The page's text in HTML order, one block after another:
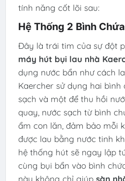
tính năng cốt lõi sau:
Hệ Thống 2 Bình
Đây là trái tim của sự đột
máy hút bụi lau nhà
dụng nước bẩn như cách
Kaercher sử dụng hai bình
sạch và một để thu hồi
quay, nước sạch từ bình
ẩm con lăn, đảm bảo mỗi
được lau bằng nước tinh
hệ thống hút sẽ ngay lập
cùng bụi bẩn vào bình
này không chỉ giúp sàn